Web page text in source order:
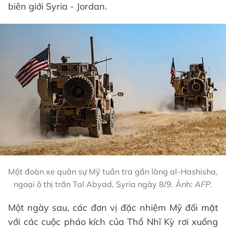
biên giới Syria - Jordan.
Một đoàn xe quân sự Mỹ tuần tra gần làng al-Hashisha,
ngoại ô thị trấn Tal Abyad, Syria ngày 8/9. Ảnh: AFP.
Một ngày sau, các đơn vị đặc nhiệm Mỹ đối mặt
với các cuộc pháo kích của Thổ Nhĩ Kỳ rơi xuống